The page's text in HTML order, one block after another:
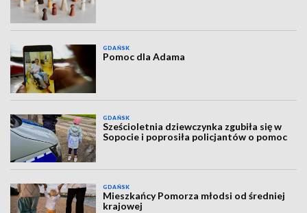
GDAŃSK
Pomoc dla Adama
GDAŃSK
Sześcioletnia dziewczynka zgubiła się w
Sopocie i poprosiła policjantów o pomoc
GDAŃSK
Mieszkańcy Pomorza młodsi od średniej
krajowej